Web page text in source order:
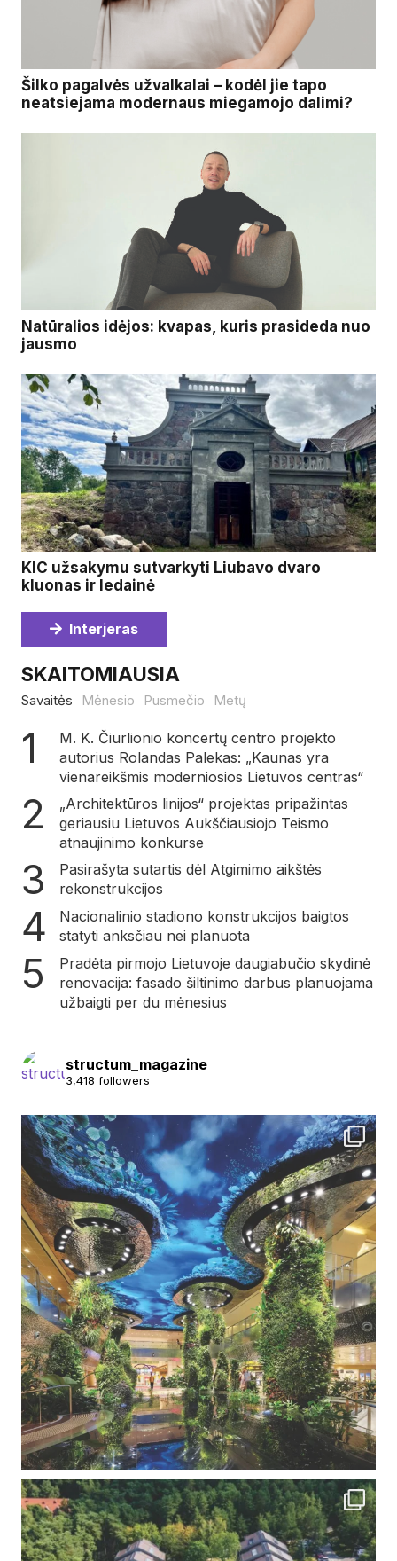
Šilko pagalvės užvalkalai – kodėl jie tapo
neatsiejama modernaus miegamojo dalimi?
Natūralios idėjos: kvapas, kuris prasideda nuo
jausmo
KIC užsakymu sutvarkyti Liubavo dvaro
kluonas ir ledainė
Interjeras
SKAITOMIAUSIA
Savaitės Mėnesio Pusmečio Metų
M. K. Čiurlionio koncertų centro projekto
autorius Rolandas Palekas: „Kaunas yra
vienareikšmis moderniosios Lietuvos centras“
„Architektūros linijos“ projektas pripažintas
geriausiu Lietuvos Aukščiausiojo Teismo
atnaujinimo konkurse
Pasirašyta sutartis dėl Atgimimo aikštės
rekonstrukcijos
Nacionalinio stadiono konstrukcijos baigtos
statyti anksčiau nei planuota
Pradėta pirmojo Lietuvoje daugiabučio skydinė
renovacija: fasado šiltinimo darbus planuojama
užbaigti per du mėnesius
structum_magazine
3,418 followers